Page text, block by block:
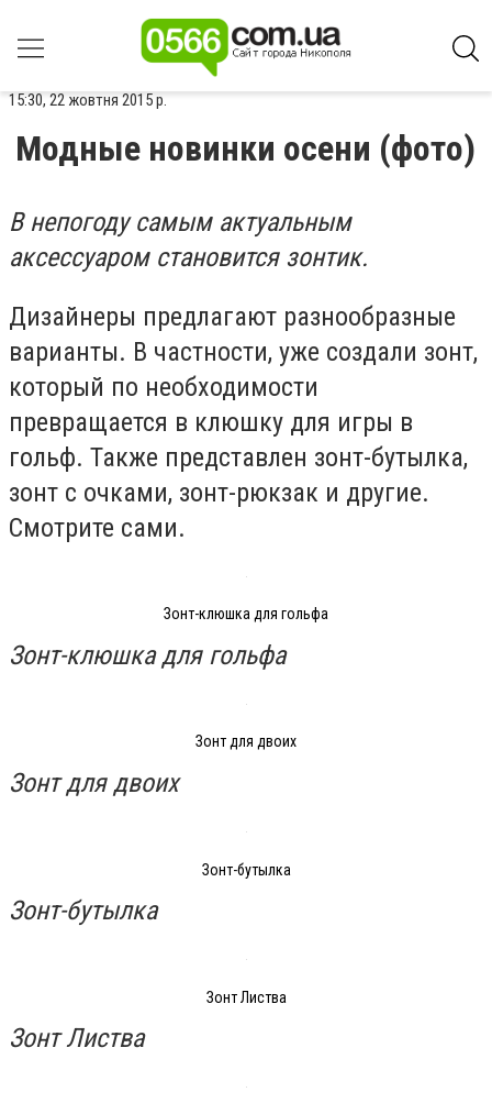
15:30, 22 жовтня 2015 р.
Модные новинки осени (фото)
В непогоду самым актуальным
аксессуаром становится зонтик.
Дизайнеры предлагают разнообразные
варианты. В частности, уже создали зонт,
который по необходимости
превращается в клюшку для игры в
гольф. Также представлен зонт-бутылка,
зонт с очками, зонт-рюкзак и другие.
Смотрите сами.
Зонт-клюшка для гольфа
Зонт-клюшка для гольфа
Зонт для двоих
Зонт для двоих
Зонт-бутылка
Зонт-бутылка
Зонт Листва
Зонт Листва